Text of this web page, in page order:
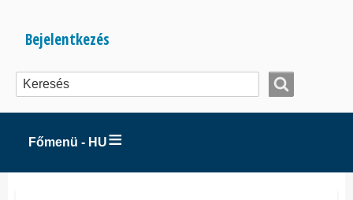
Bejelentkezés
menüje
Bejelentkezés
Főmenü - HU